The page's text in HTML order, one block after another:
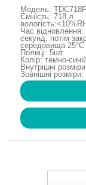
Модель: TDC718F
Ємність: 718 л
Час
секунд, потім
середовища 25°C
Полиці: 5шт
Колір: темно-
Внутрішні
Зовнішні